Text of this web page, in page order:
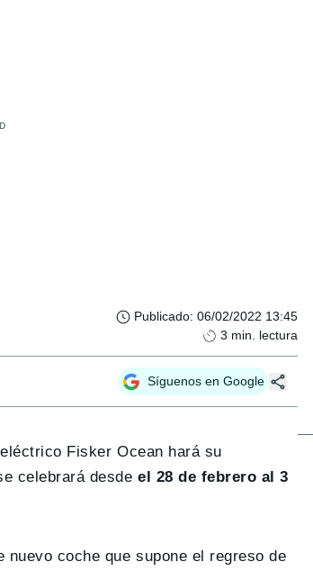
Publicado: 06/02/2022 13:45
3 min. lectura
Síguenos en Google
Fisker Ocean hará su
celebrará desde el 28 de febrero al 3
coche que supone el regreso de